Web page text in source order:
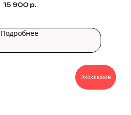
15 900 р.
Подробнее
Эксклюзив